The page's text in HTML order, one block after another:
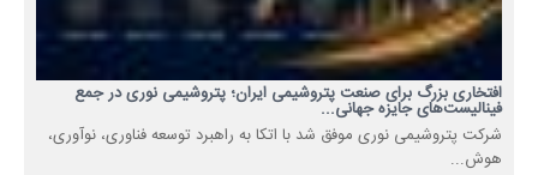
افتخاری بزرگ برای صنعت پتروشیمی ایران؛ پتروشیمی نوری در جمع
فینالیست‌های جایزه جهانی...
شرکت پتروشیمی نوری موفق شد با اتکا به راهبرد توسعه فناوری، نوآوری،
هوش...